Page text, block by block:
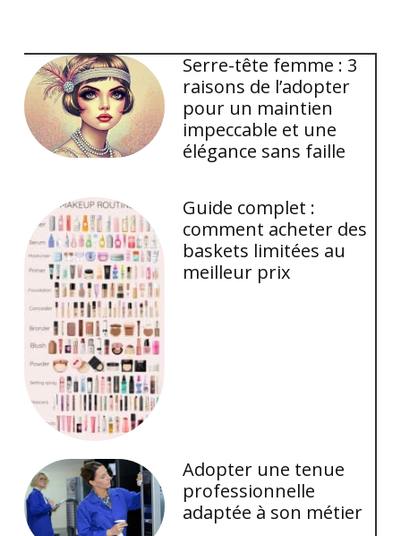
Serre-tête femme : 3
raisons de l’adopter
pour un maintien
impeccable et une
élégance sans faille
Guide complet :
comment acheter des
baskets limitées au
meilleur prix
Adopter une tenue
professionnelle
adaptée à son métier